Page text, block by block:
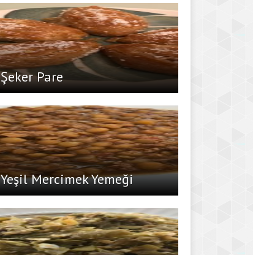
Şeker Pare
Yeşil Mercimek Yemeği